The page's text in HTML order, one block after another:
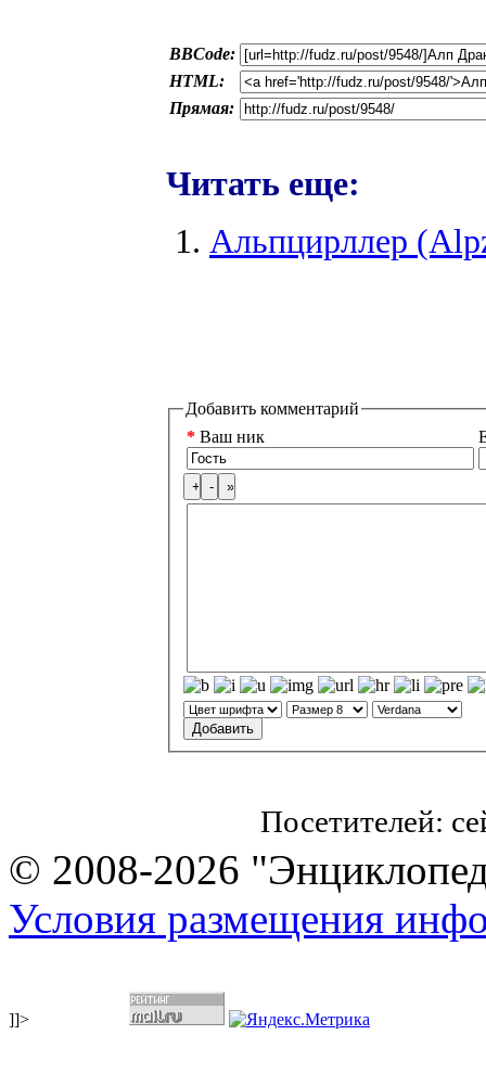
BBCode:
HTML:
Прямая:
Читать еще:
Альпцирллер
Добавить комментарий
* Ваш ник
Посетителей:
© 2008-2026
Условия размещения
]]>